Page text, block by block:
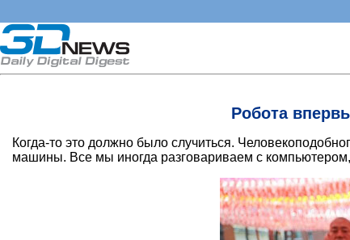
Робота
Когда-то это должно было случиться.
машины. Все мы иногда разговариваем с